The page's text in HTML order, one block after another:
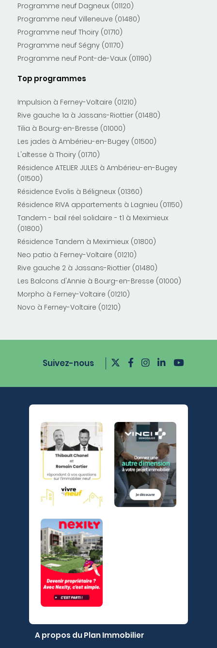
Programme neuf Dagneux (01120)
Programme neuf Villeneuve (01480)
Programme neuf Thoiry (01710)
Programme neuf Ségny (01170)
Programme neuf Pont-de-Vaux (01190)
Top programmes
Impulsion à Ferney-Voltaire (01210)
Rive gauche 1a à Jassans-Riottier (01480)
Tilia à Bourg-en-Bresse (01000)
Les jades à Ambérieu-en-Bugey (01500)
L'altesse à Thoiry (01710)
Résidence ATELIER JULES à Ambérieu-en-Bugey
(01500)
Résidence Evolis à Béligneux (01360)
Résidence RIVA appartements à Lagnieu (01150)
Tandem - bail réel solidaire - t1 à Meximieux
(01800)
Résidence Tandem à Meximieux (01800)
Neo patio à Ferney-Voltaire (01210)
Rive gauche 2 à Jassans-Riottier (01480)
Les Balcons d'Annie à Bourg-en-Bresse (01000)
Morpho à Ferney-Voltaire (01210)
Novo à Ferney-Voltaire (01210)
Suivez-nous
A propos du Plan Immobilier